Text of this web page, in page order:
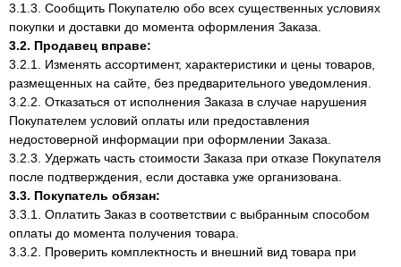
3.1.3. Сообщить Покупателю обо всех существенных условиях
покупки и доставки до момента оформления Заказа.
3.2. Продавец вправе:
3.2.1. Изменять ассортимент, характеристики и цены товаров,
размещенных на сайте, без предварительного уведомления.
3.2.2. Отказаться от исполнения Заказа в случае нарушения
Покупателем условий оплаты или предоставления
недостоверной информации при оформлении Заказа.
3.2.3. Удержать часть стоимости Заказа при отказе Покупателя
после подтверждения, если доставка уже организована.
3.3. Покупатель обязан:
3.3.1. Оплатить Заказ в соответствии с выбранным способом
оплаты до момента получения товара.
3.3.2. Проверить комплектность и внешний вид товара при